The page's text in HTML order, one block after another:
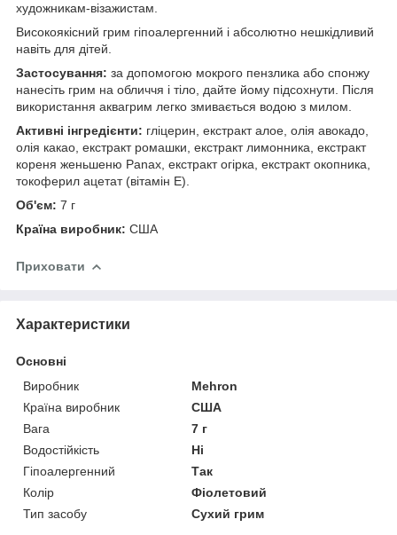
художникам-візажистам.
Високоякісний грим гіпоалергенний і абсолютно нешкідливий
навіть для дітей.
Застосування: за допомогою мокрого пензлика або спонжу
нанесіть грим на обличчя і тіло, дайте йому підсохнути. Після
використання аквагрим легко змивається водою з милом.
Активні інгредієнти: гліцерин, екстракт алое, олія авокадо,
олія какао, екстракт ромашки, екстракт лимонника, екстракт
кореня женьшеню Panax, екстракт огірка, екстракт окопника,
токоферил ацетат (вітамін Е).
Об'єм: 7 г
Країна виробник: США
Приховати
Характеристики
Основні
Виробник
Mehron
Країна виробник
США
Вага
7 г
Водостійкість
Ні
Гіпоалергенний
Так
Колір
Фіолетовий
Тип засобу
Сухий грим